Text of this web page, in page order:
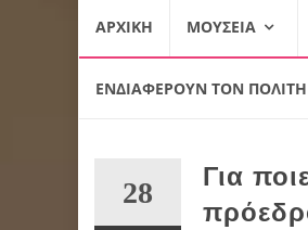
content
ΑΡΧΙΚΉ ΜΟΥΣΕΊΑ
ΕΝΔΙΑΦΈΡΟΥΝ ΤΟΝ ΠΟΛΊΤΗ
28
Για